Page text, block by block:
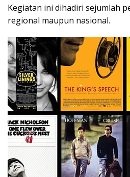
Kegiatan ini dihadiri sejumlah
regional maupun nasional.